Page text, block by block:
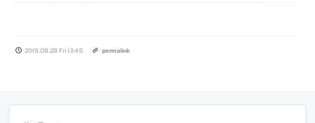
2015.08.28 Fri 13:45 permalink